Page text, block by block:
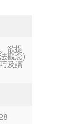
欲提
觀念)
及讀